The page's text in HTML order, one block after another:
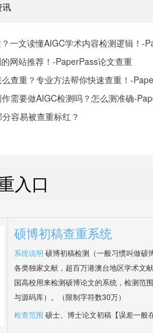
讯
一文读懂AIGC学术内容检测逻辑！-
网站推荐！-PaperPass论文查重
查重？专业方法帮你快速查重！-
需要做AIGC检测吗？怎么测准确-
容易被查重标红？
入口
硕博初稿查重系统
系统说明 硕博初稿检测（一般习惯叫做硕
各类独家文献，超百万港澳台地区学术文
国高校用来检测硕博论文的系统，检测范
与源码库）。（限制字符数30万）
检查范围 硕士、博士论文初稿【误差一般